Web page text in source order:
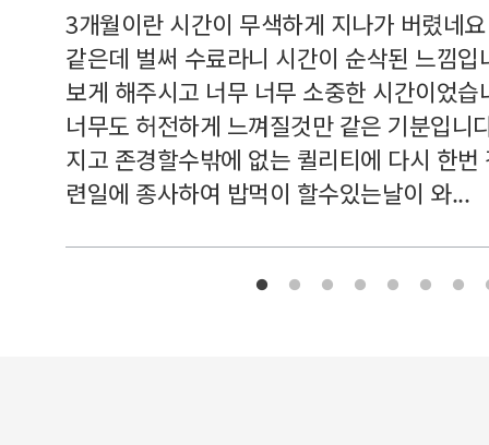
3개월이란 시간이 무색하게 지나가 버렸네
같은데 벌써 수료라니 시간이 순삭된 느낌
보게 해주시고 너무 너무 소중한 시간이었
너무도 허전하게 느껴질것만 같은 기분입니
지고 존경할수밖에 없는 퀼리티에 다시 한
련일에 종사하여 밥먹이 할수있는날이 와...